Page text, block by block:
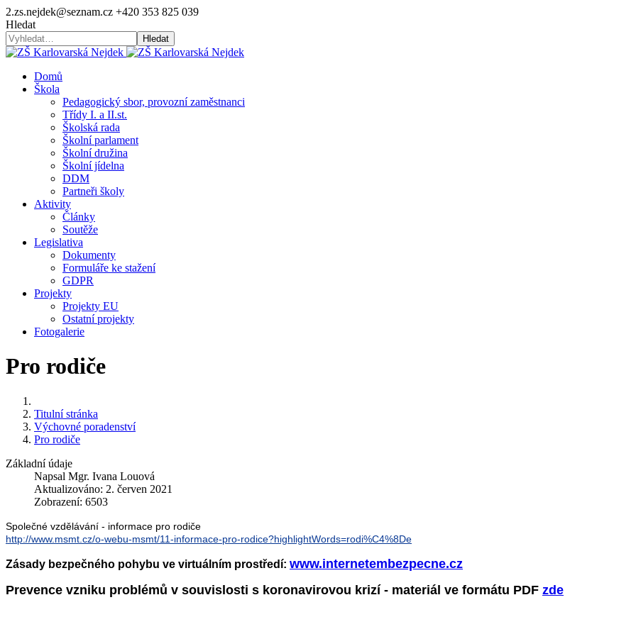
2.zs.nejdek@seznam.cz +420 353 825 039
Hledat
Hledat
Domů
Škola
Pedagogický sbor, provozní zaměstnanci
Třídy I. a II.st.
Školská rada
Školní parlament
Školní družina
Školní jídelna
DDM
Partneři školy
Aktivity
Články
Soutěže
Legislativa
Dokumenty
Formuláře ke stažení
GDPR
Projekty
Projekty EU
Ostatní projekty
Fotogalerie
Pro rodiče
Titulní stránka
Výchovné poradenství
Pro rodiče
Základní údaje
Napsal Mgr. Ivana Louová
Aktualizováno: 2. červen 2021
Zobrazení: 6503
Společné vzdělávání - informace pro rodiče
http://www.msmt.cz/o-webu-msmt/11-informace-pro-rodice?highlightWords=rodi%C4%8De
Zásady bezpečného pohybu ve virtuálním prostředí: www.internetembezpecne.cz
Prevence vzniku problémů v souvislosti s koronavirovou krizí - materiál ve formátu PDF zde